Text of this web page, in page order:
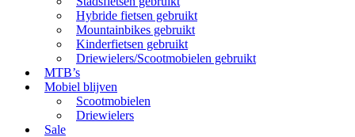
Hybride fietsen gebruikt
Mountainbikes gebruikt
Kinderfietsen gebruikt
Driewielers/Scootmobielen gebruikt
MTB’s
Mobiel blijven
Scootmobielen
Driewielers
Sale